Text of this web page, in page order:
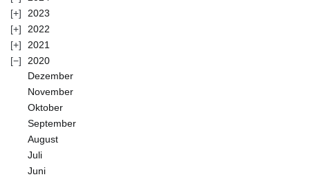
2023
2022
2021
2020
Dezember
November
Oktober
September
August
Juli
Juni